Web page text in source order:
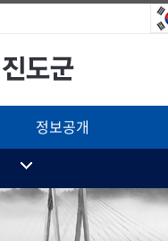
정보공개